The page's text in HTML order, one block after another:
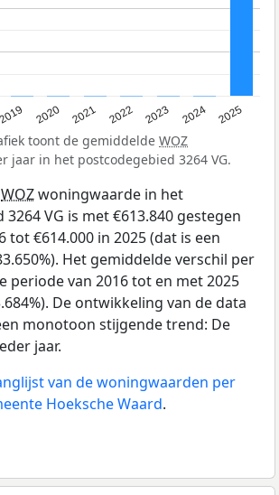
2019 2020 2021 2022 2023 2024 2025
toont de gemiddelde WOZ
jaar in het postcodegebied 3264 VG.
WOZwoningwaarde in het
VG is met €613.840 gestegen
tot €614.000 in 2025 (dat is een
Het gemiddelde verschil per
periode van 2016 tot en met 2025
De ontwikkeling van de data
monotoon stijgende trend: De
jaar.
van de woningwaarden per
Hoeksche Waard.